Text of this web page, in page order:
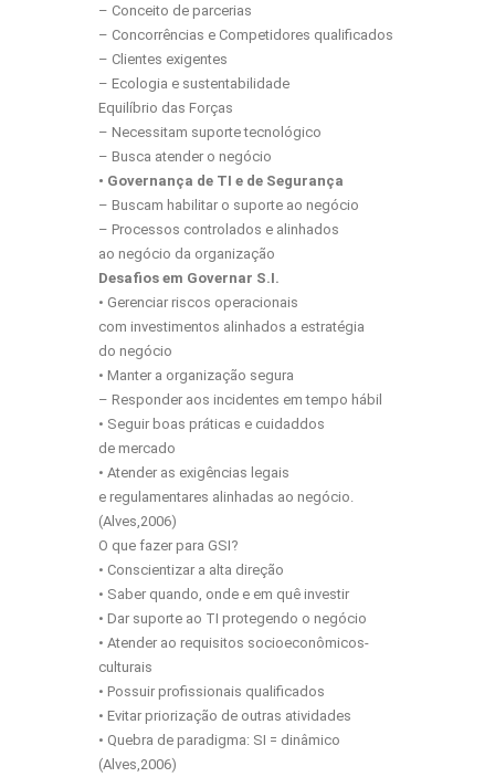
– Conceito de parcerias
– Concorrências e Competidores qualificados
– Clientes exigentes
– Ecologia e sustentabilidade
Equilíbrio das Forças
– Necessitam suporte tecnológico
– Busca atender o negócio
• Governança de TI e de Segurança
– Buscam habilitar o suporte ao negócio
– Processos controlados e alinhados
ao negócio da organização
Desafios em Governar S.I.
• Gerenciar riscos operacionais
com investimentos alinhados a estratégia
do negócio
• Manter a organização segura
– Responder aos incidentes em tempo hábil
• Seguir boas práticas e cuidaddos
de mercado
• Atender as exigências legais
e regulamentares alinhadas ao negócio.
(Alves,2006)
O que fazer para GSI?
• Conscientizar a alta direção
• Saber quando, onde e em quê investir
• Dar suporte ao TI protegendo o negócio
• Atender ao requisitos socioeconômicos-
culturais
• Possuir profissionais qualificados
• Evitar priorização de outras atividades
• Quebra de paradigma: SI = dinâmico
(Alves,2006)